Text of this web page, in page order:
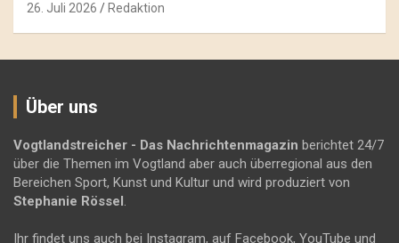
26. Juli 2026 Redaktion
Über uns
Vogtlandstreicher - Das Nachrichtenmagazin berichtet 24/7
über die Themen im Vogtland aber auch überregional aus den
Bereichen Sport, Kunst und Kultur und wird produziert von
Stephanie Rössel .
Ihr findet uns auch bei Instagram, auf Facebook, YouTube und